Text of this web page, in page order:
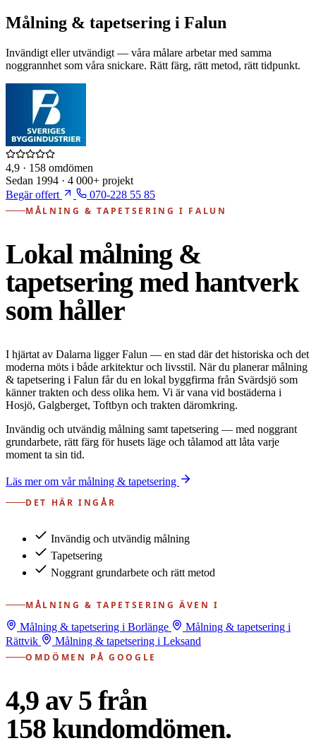
Målning & tapetsering i Falun
Invändigt eller utvändigt — våra målare arbetar med samma
noggrannhet som våra snickare. Rätt färg, rätt metod, rätt tidpunkt.
4,9 · 158 omdömen
Sedan 1994 · 4 000+ projekt
Begär offert
070-228 55 85
MÅLNING & TAPETSERING I FALUN
Lokal målning &
tapetsering med hantverk
som håller
I hjärtat av Dalarna ligger Falun — en stad där det historiska och det
moderna möts i både arkitektur och livsstil. När du planerar målning
& tapetsering i Falun får du en lokal byggfirma från Svärdsjö som
känner trakten och dess olika hem. Vi är vana vid bostäderna i
Hosjö, Galgberget, Toftbyn och trakten däromkring.
Invändig och utvändig målning samt tapetsering — med noggrant
grundarbete, rätt färg för husets läge och tålamod att låta varje
moment ta sin tid.
Läs mer om vår målning & tapetsering
DET HÄR INGÅR
Invändig och utvändig målning
Tapetsering
Noggrant grundarbete och rätt metod
MÅLNING & TAPETSERING ÄVEN I
Målning & tapetsering i Borlänge
Målning & tapetsering i
Rättvik
Målning & tapetsering i Leksand
OMDÖMEN PÅ GOOGLE
4,9 av 5 från
158 kundomdömen.